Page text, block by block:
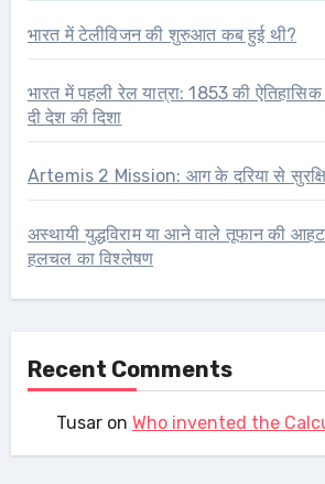
भारत में टेलीविजन की शुरुआत कब हुई थी?
भारत में पहली रेल यात्रा: 1853 की
दी देश की दिशा
Artemis 2 Mission: आग के दरिया से
अस्थायी युद्धविराम या आने वाले तूफान की
हलचल का विश्लेषण
Recent Comments
Tusaron Who invented the